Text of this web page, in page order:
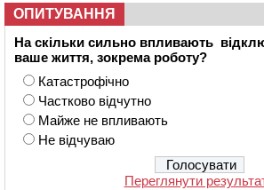
ОПИТУВАННЯ
На скільки сильно впливають
ваше життя, зокрема роботу?
Катастрофічно
Частково відчутно
Майже не впливають
Не відчуваю
Переглянути